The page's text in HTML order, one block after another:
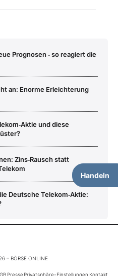
Handeln
Prognosen ‑ so reagiert die
an: Enorme Erleichterung
und diese
Zins‑Rausch statt
Deutsche Telekom‑Aktie:
– BÖRSE ONLINE
PressePrivatsphäre-Einstellungen Kontakt